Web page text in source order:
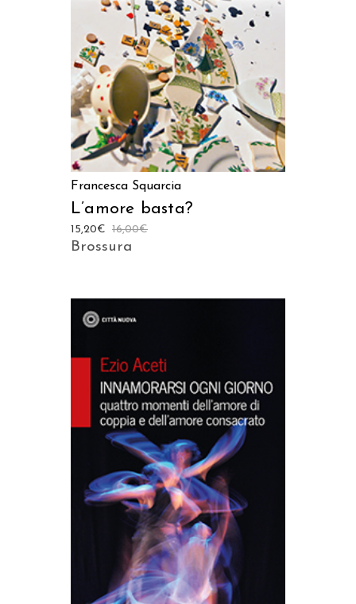
AGGIUNGI AL CARRELLO
Francesca Squarcia
L’amore basta?
16,00€
15,20€
Brossura
AGGIUNGI AL CARRELLO